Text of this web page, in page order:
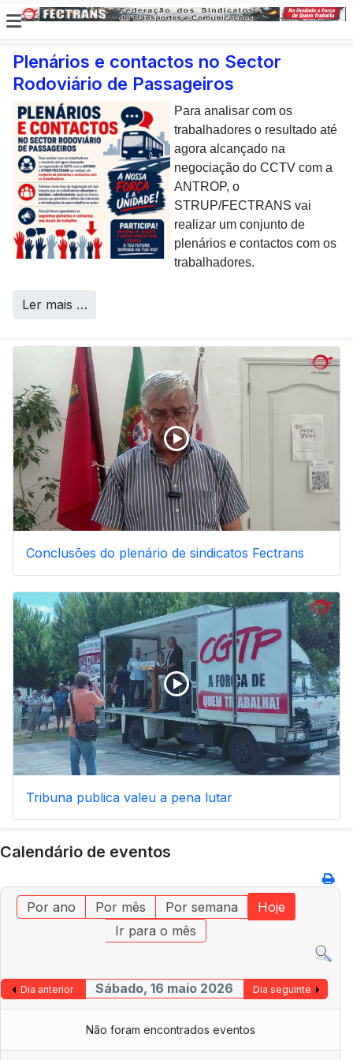
Plenários e contactos no Sector
Rodoviário de Passageiros
Para analisar com os
trabalhadores o resultado até
agora alcançado na
negociação do CCTV com a
ANTROP, o
STRUP/FECTRANS vai
realizar um conjunto de
plenários e contactos com os
trabalhadores.
Ler mais …
E não posso […] deixar de
dar uma nota de
agradecimento aos
colaboradores da CP que,
todos os dias, enfrentam com
sucesso os desafios
operacionais de manutenção
inerentes a uma frota tão
envelhecida.
Call Centers
Conclusões do plenário de sindicatos Fectrans
Tribuna publica valeu a pena lutar
Calendário de eventos
Por ano Por mês Por semana
Hoje
Ir para o mês
Dia anterior Sábado, 16 maio 2026 Dia seguinte
Não foram encontrados eventos